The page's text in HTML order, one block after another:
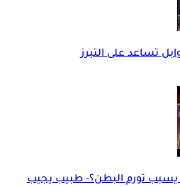
تساعد على التبرز
يسبب تورم البطن؟- طبيب يجيب